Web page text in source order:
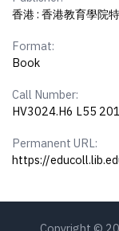
香港 : 香港教育學院
Format:
Book
Call Number:
HV3024.H6 L55
Permanent URL:
https://